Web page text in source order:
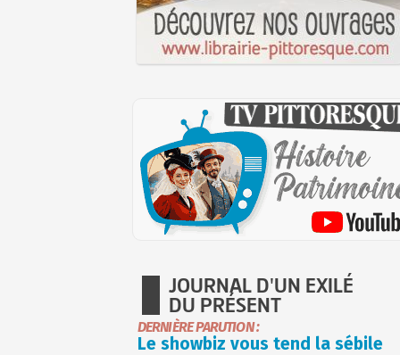
JOURNAL D'UN EXILÉ
DU PRÉSENT
DERNIÈRE PARUTION :
Le showbiz vous tend la sébile